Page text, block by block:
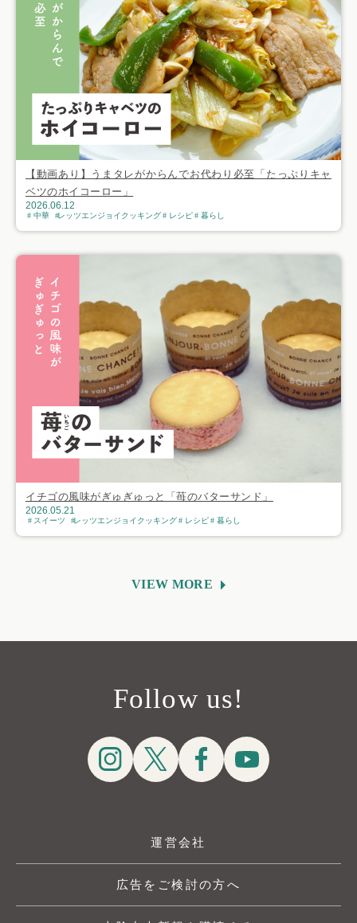
【動画あり】うまタレがからんでお代わり必至「たっぷりキャ
ベツのホイコーロー」
2026.06.12
中華 レッツエンジョイクッキング レシピ 暮らし
イチゴの風味がぎゅぎゅっと「苺のバターサンド」
2026.05.21
スイーツ レッツエンジョイクッキング レシピ 暮らし
VIEW MORE
Follow us!
運営会社
広告をご検討の方へ